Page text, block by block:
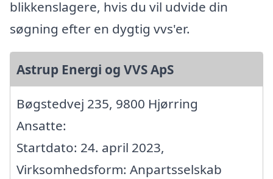
blikkenslagere, hvis du vil udvide din
søgning efter en dygtig vvs'er.
Astrup Energi og VVS ApS
Bøgstedvej 235, 9800 Hjørring
Ansatte:
Startdato: 24. april 2023,
Virksomhedsform: Anpartsselskab